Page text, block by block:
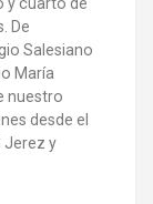
y cuarto de
De
Salesiano
María
nuestro
desde el
Jerez y